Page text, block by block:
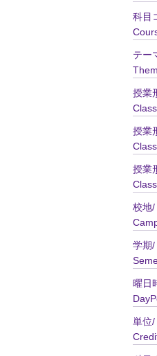
科目
テー
授業
授業
授業
校地/
学期/
曜日
単位/